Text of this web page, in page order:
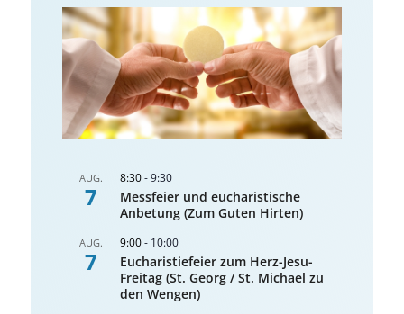
AUG.
7
8:30-9:30
Messfeier und eucharistische
Anbetung (Zum Guten Hirten)
AUG.
7
9:00- 10:00
Eucharistiefeier zum Herz-Jesu-
Freitag (St. Georg / St. Michael zu
den Wengen)